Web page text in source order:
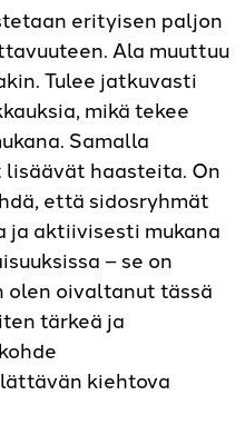
erityisen paljon
Ala muuttuu
Tulee jatkuvasti
mikä tekee
Samalla
haasteita. On
että sidosryhmät
aktiivisesti mukana
– se on
oivaltanut tässä
tärkeä ja
kiehtova